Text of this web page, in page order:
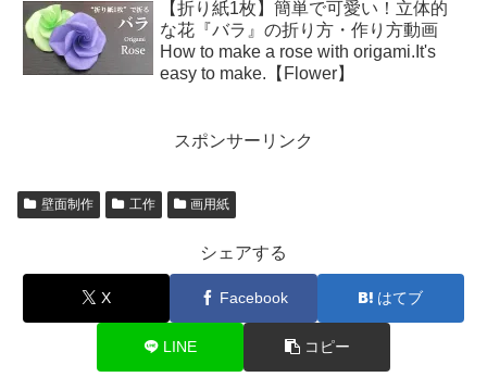
【折り紙1枚】簡単で可愛い！立体的
な花『バラ』の折り方・作り方動画
How to make a rose with origami.It's
easy to make.【Flower】
スポンサーリンク
壁面制作 工作 画用紙
シェアする
X Facebook はてブ
LINE コピー